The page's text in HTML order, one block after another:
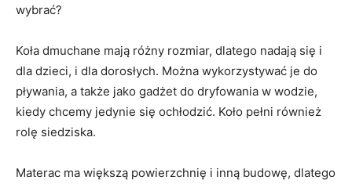
wybrać?
Koła dmuchane mają różny rozmiar, dlatego nadają się i
dla dzieci, i dla dorosłych. Można wykorzystywać je do
pływania, a także jako gadżet do dryfowania w wodzie,
kiedy chcemy jedynie się ochłodzić. Koło pełni również
rolę siedziska.
Materac ma większą powierzchnię i inną budowę, dlatego